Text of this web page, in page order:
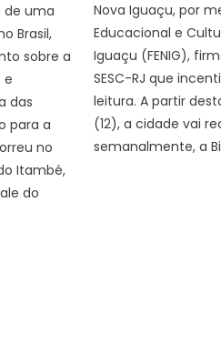
de uma
Brasil,
sobre a
e
das
para a
no
Itambé,
do
Nova Iguaçu, por
Educacional e
Iguaçu (FENIG),
SESC-RJ que
leitura. A partir
(12), a cidade vai
semanalmente, a